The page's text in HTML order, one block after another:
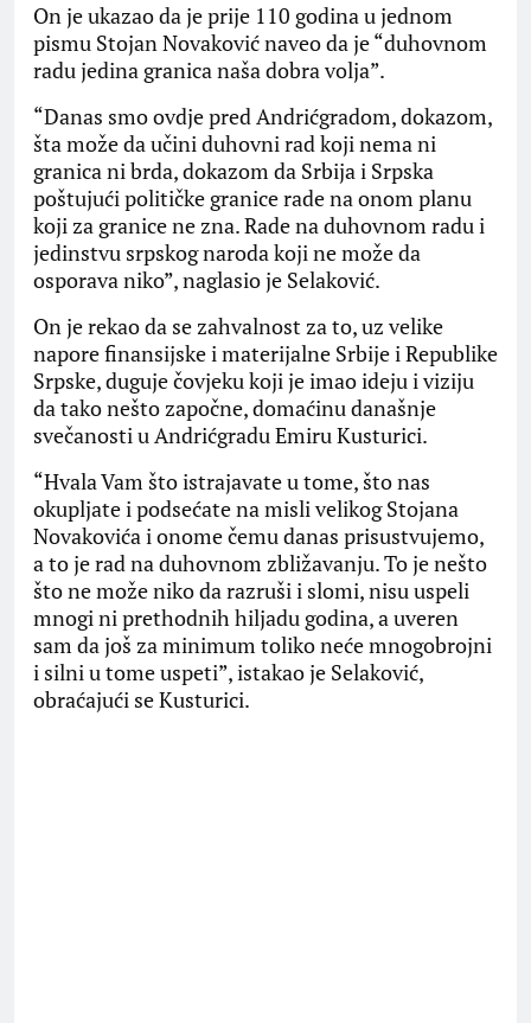
On je ukazao da je prije 110 godina u jednom
pismu Stojan Novaković naveo da je “duhovnom
radu jedina granica naša dobra volja”.
“Danas smo ovdje pred Andrićgradom, dokazom,
šta može da učini duhovni rad koji nema ni
granica ni brda, dokazom da Srbija i Srpska
poštujući političke granice rade na onom planu
koji za granice ne zna. Rade na duhovnom radu i
jedinstvu srpskog naroda koji ne može da
osporava niko”, naglasio je Selaković.
On je rekao da se zahvalnost za to, uz velike
napore finansijske i materijalne Srbije i Republike
Srpske, duguje čovjeku koji je imao ideju i viziju
da tako nešto započne, domaćinu današnje
svečanosti u Andrićgradu Emiru Kusturici.
“Hvala Vam što istrajavate u tome, što nas
okupljate i podsećate na misli velikog Stojana
Novakovića i onome čemu danas prisustvujemo,
a to je rad na duhovnom zbližavanju. To je nešto
što ne može niko da razruši i slomi, nisu uspeli
mnogi ni prethodnih hiljadu godina, a uveren
sam da još za minimum toliko neće mnogobrojni
i silni u tome uspeti”, istakao je Selaković,
obraćajući se Kusturici.